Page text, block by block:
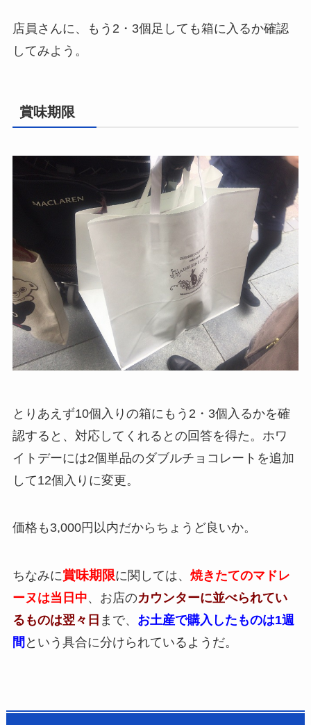
店員さんに、もう2・3個足しても箱に入るか確認
してみよう。
賞味期限
とりあえず10個入りの箱にもう2・3個入るかを確
認すると、対応してくれるとの回答を得た。ホワ
イトデーには2個単品のダブルチョコレートを追加
して12個入りに変更。
価格も3,000円以内だからちょうど良いか。
ちなみに賞味期限に関しては、 焼きたてのマドレ
ーヌは当日中、お店のカウンターに並べられてい
るものは翌々日 まで、 お土産で購入したものは1週
間 という具合に分けられているようだ。